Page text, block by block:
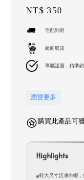
Regular
NT$ 350
宅配到府
超商取貨
專屬溫層，精準
瀏覽更多
購買此產品可
Highlights
特大尺寸活凍白蝦，